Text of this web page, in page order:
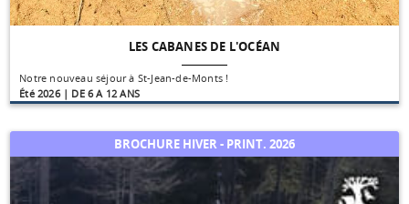
LES CABANES DE L'OCÉAN
Notre nouveau séjour à St-Jean-de-Monts !
Été 2026 | DE 6 A 12 ANS
BROCHURE HIVER - PRINT. 2026